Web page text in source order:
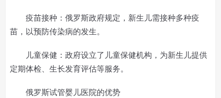
疫苗接种：俄罗斯政府规定，新生儿需接种多种疫
苗，以预防传染病的发生。
儿童保健：政府设立了儿童保健机构，为新生儿提供
定期体检、生长发育评估等服务。
俄罗斯试管婴儿医院的优势